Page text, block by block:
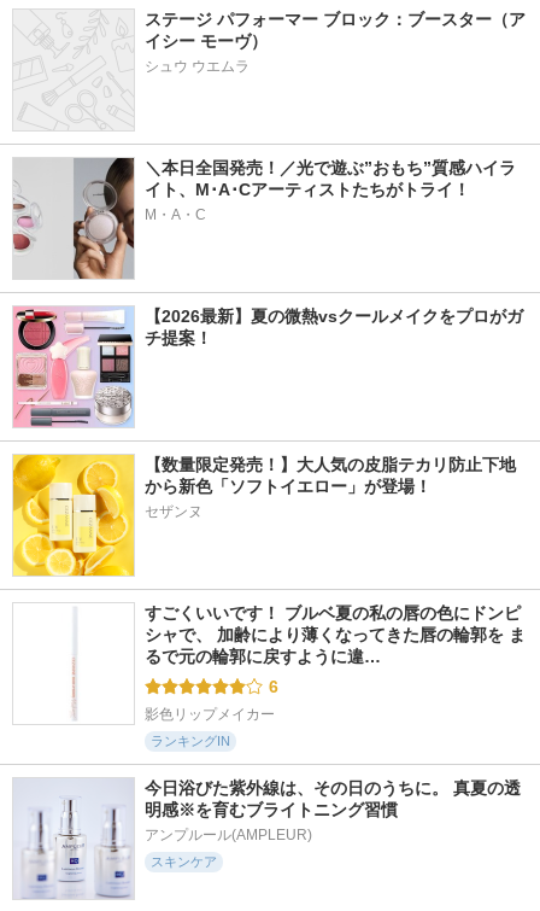
ステージ パフォーマー ブロック：ブースター（ア
イシー モーヴ）
シュウ ウエムラ
＼本日全国発売！／光で遊ぶ”おもち”質感ハイラ
イト、M･A･Cアーティストたちがトライ！
M・A・C
【2026最新】夏の微熱vsクールメイクをプロがガ
チ提案！
【数量限定発売！】大人気の皮脂テカリ防止下地
から新色「ソフトイエロー」が登場！
セザンヌ
すごくいいです！ ブルベ夏の私の唇の色にドンピ
シャで、 加齢により薄くなってきた唇の輪郭を ま
るで元の輪郭に戻すように違…
6
影色リップメイカー
ランキングIN
今日浴びた紫外線は、その日のうちに。 真夏の透
明感※を育むブライトニング習慣
アンプルール(AMPLEUR)
スキンケア